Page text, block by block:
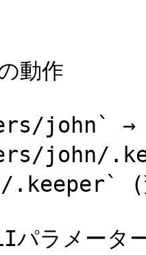
動作
john` →
john/
(
パラメータ